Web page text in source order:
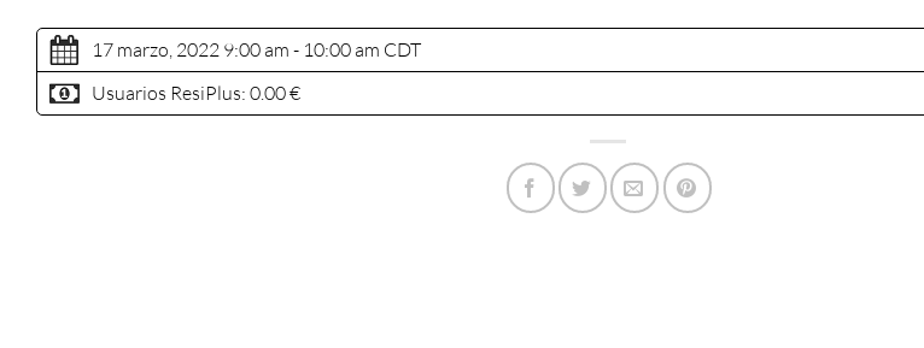
17 marzo, 2022 9:00 am - 10:00 am CDT
Usuarios ResiPlus: 0.00 €